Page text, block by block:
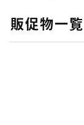
販促物一覧